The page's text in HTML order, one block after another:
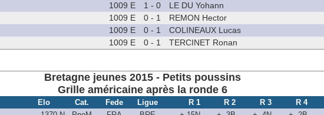
1009 E 1 - 0 LE DU Yohann
1009 E 0 - 1 REMON Hector
1009 E 0 - 1 COLINEAUX Lucas
1009 E 0 - 1 TERCINET Ronan
Bretagne jeunes 2015 - Petits poussins
Grille américaine après la ronde 6
Elo Cat. Fede Ligue R 1 R 2 R 3 R 4